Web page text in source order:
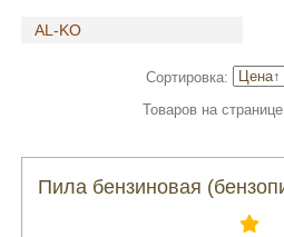
AL-KO
Сортировка:
Товаров на
Пила бензиновая